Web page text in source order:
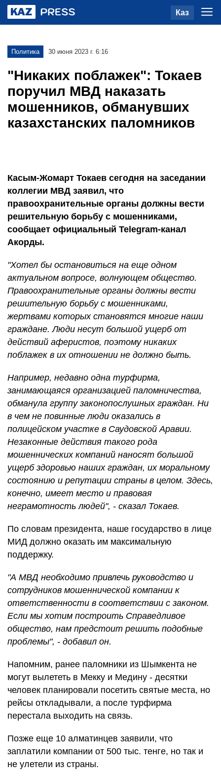
Каз
Политика 30 июня 2023 г. 6:16
"Никаких поблажек": Токаев
поручил МВД наказать
мошенников, обманувших
казахстанских паломников
Касым-Жомарт Токаев сегодня на заседании
коллегии МВД заявил, что
правоохранительные органы должны вести
решительную борьбу с мошенниками,
сообщает официальный Telegram-канал
Акорды.
"Хотел бы остановиться на еще одном
актуальном вопросе, волнующем общество.
Правоохранительные органы должны вести
решительную борьбу с мошенниками,
жертвами которых становятся многие наши
граждане. Люди несут большой ущерб от
действий аферистов, поэтому никаких
поблажек в их отношении не должно быть.
Например, недавно одна турфирма,
занимающаяся организацией паломничества,
обманула группу законопослушных граждан. Ни
в чем не повинные люди оказались в
полицейском участке в Саудовской Аравии.
Незаконные действия такого рода
мошеннических компаний наносят большой
ущерб здоровью наших граждан, их моральному
состоянию и репутации страны в целом. Здесь,
конечно, имеет место и правовая
неграмотность людей", - сказал Токаев.
По словам президента, наше государство в лице
МИД должно оказать им максимальную
поддержку.
"А МВД необходимо привлечь руководство и
сотрудников мошеннической компании к
ответственности в соответствии с законом.
Если мы хотим построить Справедливое
общество, нам предстоит решить подобные
проблемы", - добавил он.
Напомним, ранее паломники из Шымкента не
могут вылететь в Мекку и Медину - десятки
человек планировали посетить святые места, но
рейсы откладывали, а после турфирма
перестала выходить на связь.
Позже еще 10 алматинцев заявили, что
заплатили компании от 500 тыс. тенге, но так и
не улетели из страны.